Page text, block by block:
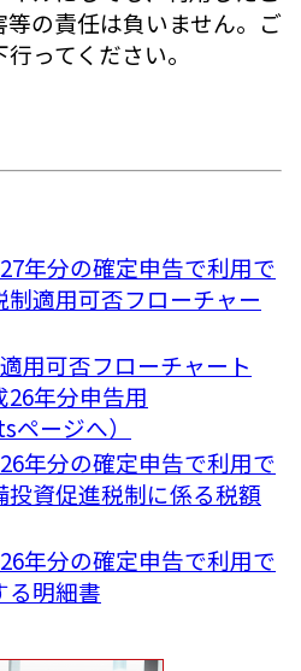
等の責任は負いません。ご
ってください。
年分の確定申告で利用で
適用可否フローチャー
用可否フローチャート
26年分申告用
ージへ）
年分の確定申告で利用で
資促進税制に係る税額
年分の確定申告で利用で
る明細書